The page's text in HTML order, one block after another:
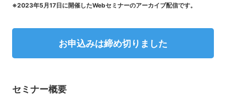
※2023年5月17日に開催したWebセミナーのアーカイブ配信です。
お申込みは締め切りました
セミナー概要